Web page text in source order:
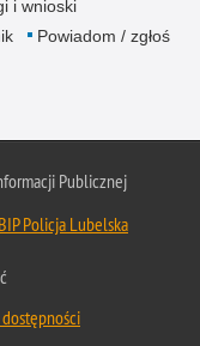
i wnioski
Powiadom / zgłoś
Publicznej
BIP Policja Lubelska